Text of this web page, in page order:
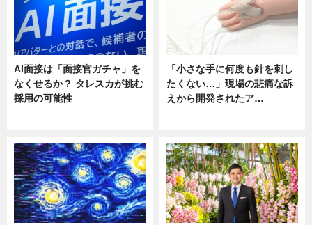
AI面接は「面接官ガチャ」を
なくせるか？ タレスカが挑む
採用の可能性
「小さな手に何度も針を刺し
たくない…」現場の悲痛な訴
えから開発されたア…